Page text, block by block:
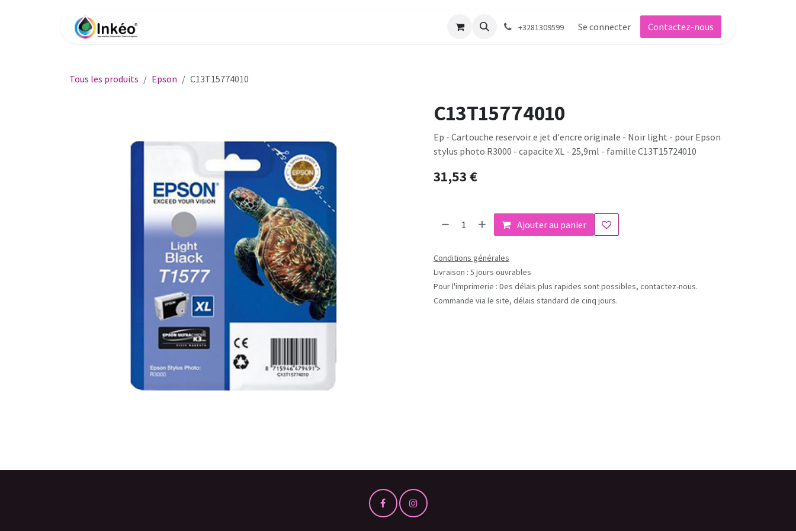
+3281309599 Se connecter Contactez-nous
Tous les produits Epson C13T15774010
C13T15774010
Ep - Cartouche reservoir e jet d'encre originale - Noir light - pour Epson
stylus photo R3000 - capacite XL - 25,9ml - famille C13T15724010
31,53€
Ajouter au panier
Conditions générales
Livraison : 5 jours ouvrables
Pour l'imprimerie : Des délais plus rapides sont possibles, contactez-nous.
Commande via le site, délais standard de cinq jours.